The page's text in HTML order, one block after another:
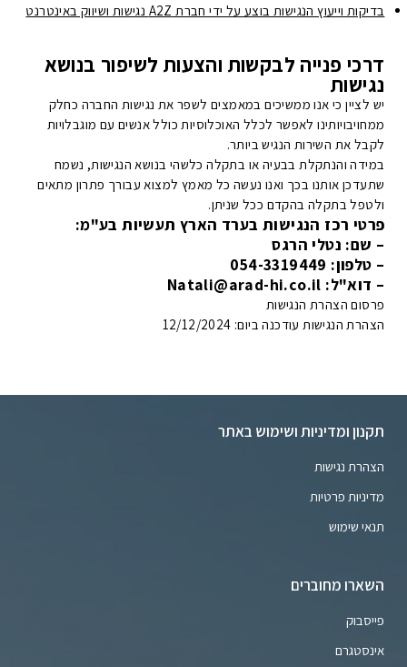
בדיקות וייעוץ הנגישות בוצע על ידי חברת A2Z נגישות ושיווק באינטרנט
דרכי פנייה לבקשות והצעות לשיפור בנושא
נגישות
יש לציין כי אנו ממשיכים במאמצים לשפר את נגישות החברה כחלק
ממחויבויותינו לאפשר לכלל האוכלוסיות כולל אנשים עם מוגבלויות
לקבל את השירות הנגיש ביותר.
במידה והנתקלת בבעיה או בתקלה כלשהי בנושא הנגישות, נשמח
שתעדכן אותנו בכך ואנו נעשה כל מאמץ למצוא עבורך פתרון מתאים
ולטפל בתקלה בהקדם ככל שניתן.
פרטי רכז הנגישות בערד הארץ תעשיות בע"מ:
– שם: נטלי הרגס
– טלפון: 054-3319449
– דוא"ל: Natali@arad-hi.co.il
פרסום הצהרת הנגישות
הצהרת הנגישות עודכנה ביום: 12/12/2024
תקנון ומדיניות ושימוש באתר
הצהרת נגישות
מדיניות פרטיות
תנאי שימוש
השארו מחוברים
פייסבוק
אינסטגרם